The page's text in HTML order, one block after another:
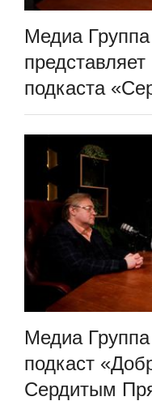
Медиа
подкаста
Медиа
подкаст
Сердитым